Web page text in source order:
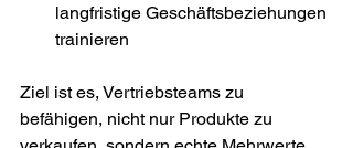
langfristige Geschäftsbeziehungen
trainieren
Ziel ist es, Vertriebsteams zu
befähigen, nicht nur Produkte zu